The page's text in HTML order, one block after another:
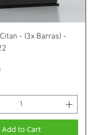
- (3x Barras) -
Add to Cart